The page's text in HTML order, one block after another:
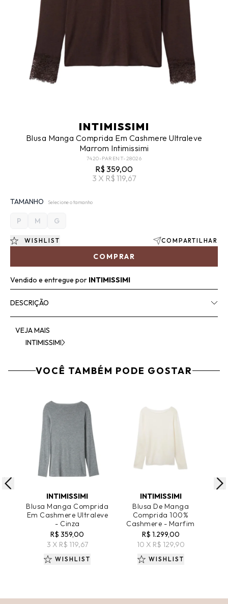
INTIMISSIMI
Blusa Manga Comprida Em Cashmere Ultraleve
Marrom Intimissimi
7420-PARENT-28026
R$ 359,00
3 X R$ 119,67
TAMANHO Selecione o tamanho
P M G
COMPRAR
WISHLIST COMPARTILHAR
Vendido e entregue por INTIMISSIMI
DESCRIÇÃO
VEJA MAIS
INTIMISSIMI
VOCÊ TAMBÉM PODE GOSTAR
INTIMISSIMI
Blusa Manga Comprida
Em Cashmere Ultraleve
- Cinza
R$ 359,00
3 X R$ 119,67
WISHLIST
INTIMISSIMI
Blusa De Manga
Comprida 100%
Cashmere - Marfim
R$ 1.299,00
10 X R$ 129,90
WISHLIST